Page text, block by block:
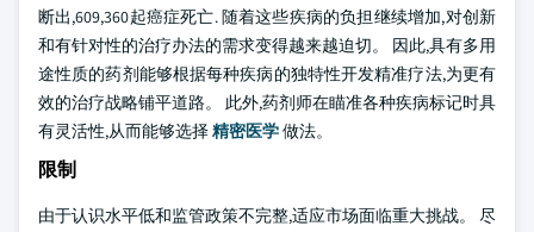
断出,609,360起癌症死亡. 随着这些疾病的负担继续增加,对创新
和有针对性的治疗办法的需求变得越来越迫切。 因此,具有多用
途性质的药剂能够根据每种疾病的独特性开发精准疗法,为更有
效的治疗战略铺平道路。 此外,药剂师在瞄准各种疾病标记时具
有灵活性,从而能够选择精密医学做法。
限制
由于认识水平低和监管政策不完整,适应市场面临重大挑战。 尽